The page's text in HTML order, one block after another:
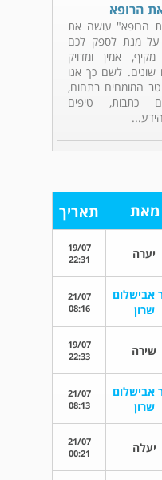
הרופא
הרופא" עושה את
על מנת לספק לכם
אמין ומדויק
שונים. לשם כך אנו
המומחים בתחום,
כתבות, טיפים
מאת תאריך
יערה
19/07
22:31
אבישלום
שרון
21/07
08:16
שירה
19/07
22:33
אבישלום
שרון
21/07
08:13
יעלה
21/07
00:21